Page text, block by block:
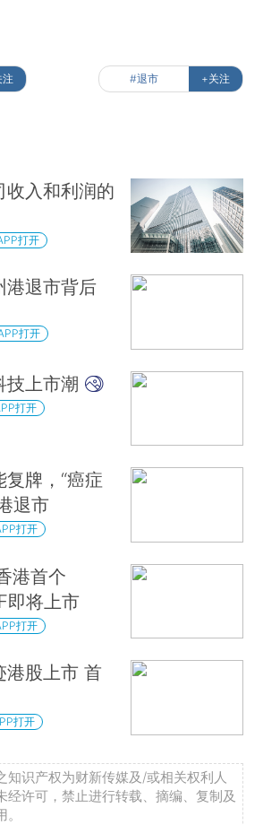
注 #退市 +关注
收入和利润的
打开
港退市背后
打开
技上市潮
打开
牌，“癌症
退市
打开
港首个
即将上市
打开
港股上市 首
打开
知识产权为财新传媒及/或相关权利人
经许可，禁止进行转载、摘编、复制及